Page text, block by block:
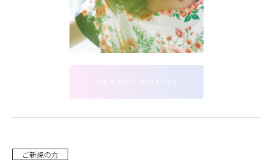
ご新規の方